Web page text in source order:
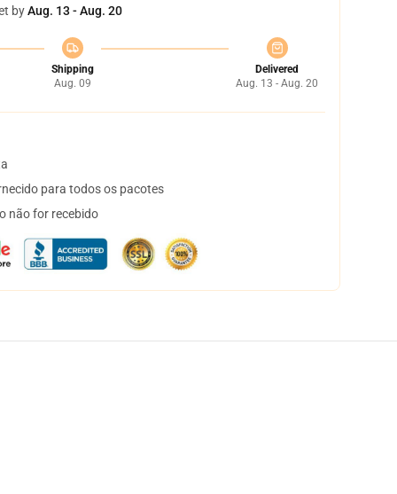
byAug. 13 - Aug. 20
Shipping
Aug. 09
Delivered
Aug. 13 - Aug. 20
para todos os pacotes
não for recebido